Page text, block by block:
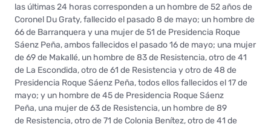
las últimas 24 horas corresponden a un hombre de 52 años de
Coronel Du Graty, fallecido el pasado 8 de mayo; un hombre de
66 de Barranquera y una mujer de 51 de Presidencia Roque
Sáenz Peña, ambos fallecidos el pasado 16 de mayo; una mujer
de 69 de Makallé, un hombre de 83 de Resistencia, otro de 41
de La Escondida, otro de 61 de Resistencia y otro de 48 de
Presidencia Roque Sáenz Peña, todos ellos fallecidos el 17 de
mayo; y un hombre de 45 de Presidencia Roque Sáenz
Peña, una mujer de 63 de Resistencia, un hombre de 89
de Resistencia, otro de 71 de Colonia Benítez, otro de 41 de